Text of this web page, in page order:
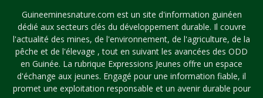
Guineeminesnature.com est un site d'information guinéen
dédié aux secteurs clés du développement durable. Il couvre
l'actualité des mines, de l'environnement, de l'agriculture, de la
pêche et de l'élevage , tout en suivant les avancées des ODD
en Guinée. La rubrique Expressions Jeunes offre un espace
d'échange aux jeunes. Engagé pour une information fiable, il
promet une exploitation responsable et un avenir durable pour